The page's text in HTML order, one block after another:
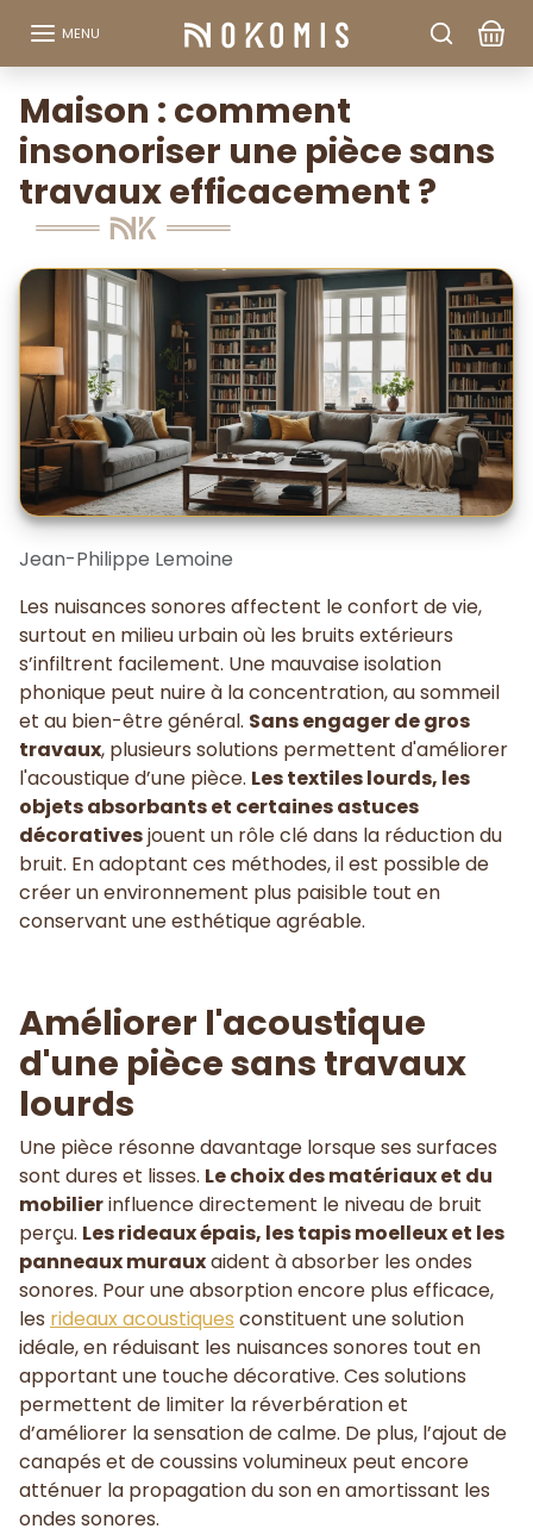
MENU
Maison : comment
insonoriser une pièce sans
travaux efficacement ?
Jean-Philippe Lemoine
Les nuisances sonores affectent le confort de vie,
surtout en milieu urbain où les bruits extérieurs
s’infiltrent facilement. Une mauvaise isolation
phonique peut nuire à la concentration, au sommeil
et au bien-être général. Sans engager de gros
travaux, plusieurs solutions permettent d'améliorer
l'acoustique d’une pièce. Les textiles lourds, les
objets absorbants et certaines astuces
décorativesjouent un rôle clé dans la réduction du
bruit. En adoptant ces méthodes, il est possible de
créer un environnement plus paisible tout en
conservant une esthétique agréable.
Améliorer l'acoustique
d'une pièce sans travaux
lourds
Une pièce résonne davantage lorsque ses surfaces
sont dures et lisses. Le choix des matériaux et du
mobilierinfluence directement le niveau de bruit
perçu. Les rideaux épais, les tapis moelleux et les
panneaux murauxaident à absorber les ondes
sonores. Pour une absorption encore plus efficace,
les rideaux acoustiques constituent une solution
idéale, en réduisant les nuisances sonores tout en
apportant une touche décorative. Ces solutions
permettent de limiter la réverbération et
d’améliorer la sensation de calme. De plus, l’ajout de
canapés et de coussins volumineux peut encore
atténuer la propagation du son en amortissant les
ondes sonores.